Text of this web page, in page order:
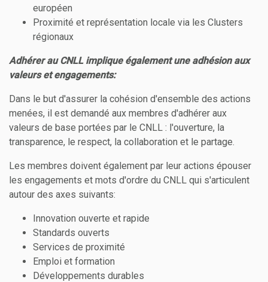
européen
Proximité et représentation locale via les Clusters
régionaux
Adhérer au CNLL implique également une adhésion aux
valeurs et engagements:
Dans le but d'assurer la cohésion d'ensemble des actions
menées, il est demandé aux membres d'adhérer aux
valeurs de base portées par le CNLL : l'ouverture, la
transparence, le respect, la collaboration et le partage.
Les membres doivent également par leur actions épouser
les engagements et mots d'ordre du CNLL qui s'articulent
autour des axes suivants:
Innovation ouverte et rapide
Standards ouverts
Services de proximité
Emploi et formation
Développements durables